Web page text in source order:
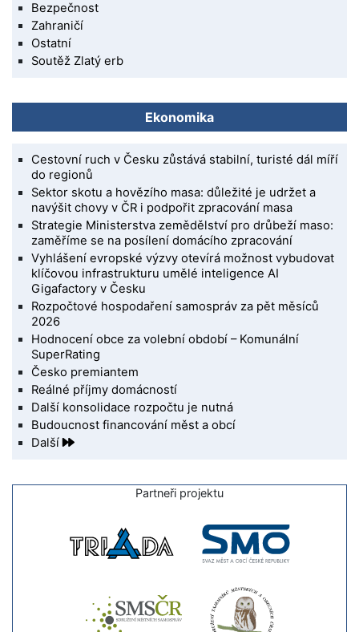
Bezpečnost
Zahraničí
Ostatní
Soutěž Zlatý erb
Ekonomika
Cestovní ruch v Česku zůstává stabilní, turisté dál míří
do regionů
Sektor skotu a hovězího masa: důležité je udržet a
navýšit chovy v ČR i podpořit zpracování masa
Strategie Ministerstva zemědělství pro drůbeží maso:
zaměříme se na posílení domácího zpracování
Vyhlášení evropské výzvy otevírá možnost vybudovat
klíčovou infrastrukturu umělé inteligence AI
Gigafactory v Česku
Rozpočtové hospodaření samospráv za pět měsíců
2026
Hodnocení obce za volební období – Komunální
SuperRating
Česko premiantem
Reálné příjmy domácností
Další konsolidace rozpočtu je nutná
Budoucnost financování měst a obcí
Další
Partneři projektu